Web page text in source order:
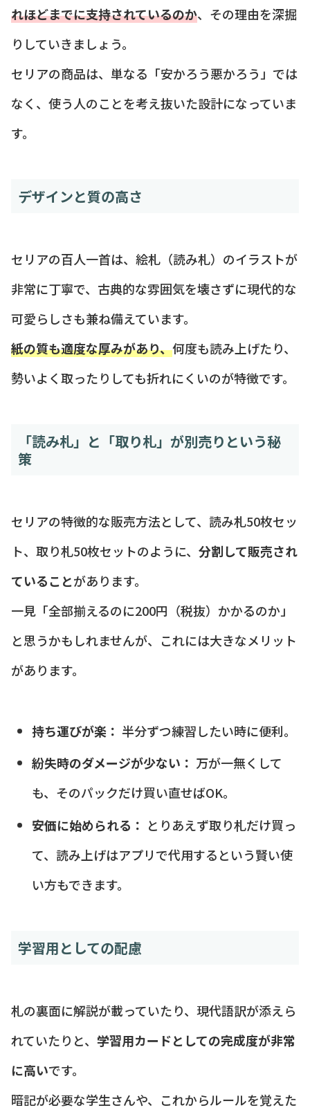
れほどまでに支持されているのか、その理由を深掘
りしていきましょう。
セリアの商品は、単なる「安かろう悪かろう」では
なく、使う人のことを考え抜いた設計になっていま
す。
デザインと質の高さ
セリアの百人一首は、絵札（読み札）のイラストが
非常に丁寧で、古典的な雰囲気を壊さずに現代的な
可愛らしさも兼ね備えています。
紙の質も適度な厚みがあり、何度も読み上げたり、
勢いよく取ったりしても折れにくいのが特徴です。
「読み札」と「取り札」が別売りという秘
策
セリアの特徴的な販売方法として、読み札50枚セッ
ト、取り札50枚セットのように、 分割して販売され
ていることがあります。
一見「全部揃えるのに200円（税抜）かかるのか」
と思うかもしれませんが、これには大きなメリット
があります。
持ち運びが楽： 半分ずつ練習したい時に便利。
紛失時のダメージが少ない： 万が一無くして
も、そのパックだけ買い直せばOK。
安価に始められる： とりあえず取り札だけ買っ
て、読み上げはアプリで代用するという賢い使
い方もできます。
学習用としての配慮
札の裏面に解説が載っていたり、現代語訳が添えら
れていたりと、 学習用カードとしての完成度が非常
に高いです。
暗記が必要な学生さんや、これからルールを覚えた